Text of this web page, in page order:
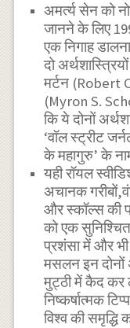
अमर्त्य सेन को
जानने के लिए
एक निगाह
दो
मर्टन (Robert
(Myron S.
कि ये दोनों
‘वॉल स्ट्रीट
के महागुरु’ के
यही रॉयल
अचानक
और स्कॉल्स की
को एक
प्रशंसा में और
मसलन इन दोनों
मुट्ठी में कैद कर
निष्कर्षात्मक
विश्व की समृद्धि